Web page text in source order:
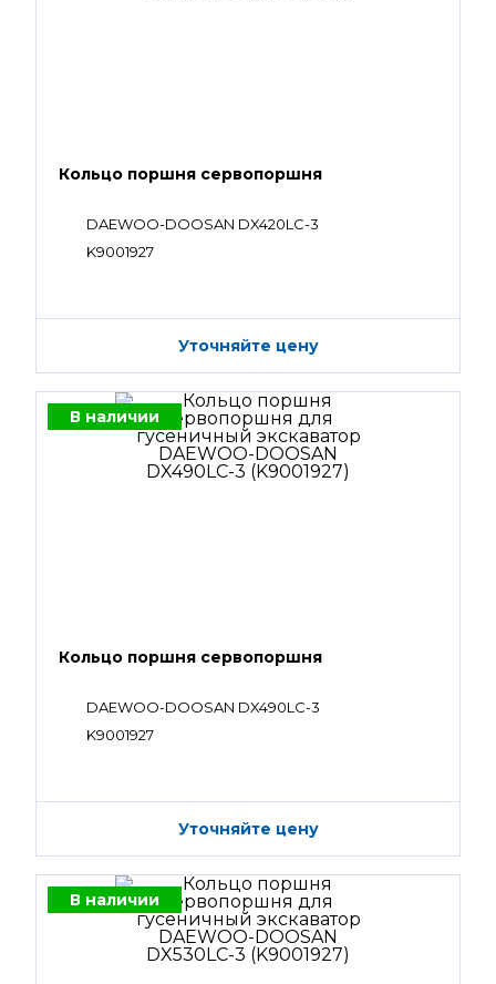
Кольцо поршня сервопоршня
DAEWOO-DOOSAN DX420LC-3
K9001927
Уточняйте цену
В наличии
Кольцо поршня сервопоршня
DAEWOO-DOOSAN DX490LC-3
K9001927
Уточняйте цену
В наличии